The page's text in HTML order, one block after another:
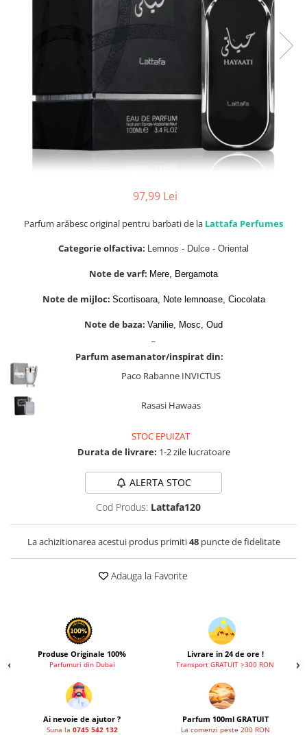
Parfumuri Lemnoase
Parfumuri Vanilate
Parfumuri PREMIUM
Parfumuri de IARNA
Cadouri pentru EL
Adyan by Anfar
Al Fakhr Perfumes
Al Wataniah
Anfar London
Athoor Al Alam
Fariis
Grandeur Elite
Jenny Glow
Lattafa Pride
97,99 Lei
Parfum arăbesc original pentru barbati de la Lattafa Perfumes
Categorie olfactiva: Lemnos - Dulce - Oriental
Note de varf: Mere, Bergamota
Note de mijloc: Scortisoara, Note lemnoase, Ciocolata
Note de baza: Vanilie, Mosc, Oud
Parfum asemanator/inspirat din:
Paco Rabanne INVICTUS
Rasasi Hawaas
STOC EPUIZAT
Durata de livrare: 1-2 zile lucratoare
ALERTA STOC
Cod Produs: Lattafa120
La achizitionarea acestui produs primiti48puncte de fidelitate
Adauga la Favorite
Produse Originale 100%
Parfumuri din Dubai
Livrare in 24 de ore !
Transport GRATUIT >300 RON
Ai nevoie de ajutor ?
Suna la 0745 542 132
Parfum 100ml GRATUIT
La comenzi peste 200 RON